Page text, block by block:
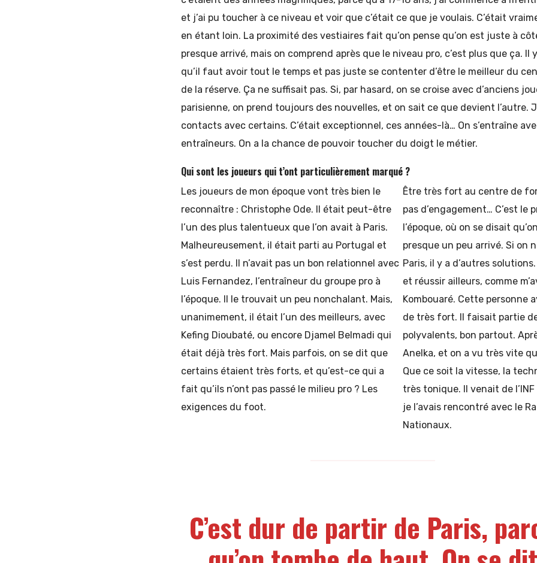
et j’ai pu toucher à ce niveau et voir que c’était ce que je voulais. C’était
en étant loin. La proximité des vestiaires fait qu’on pense qu’on est juste à
presque arrivé, mais on comprend après que le niveau pro, c’est plus que ça. Il
qu’il faut avoir tout le temps et pas juste se contenter d’être le meilleur du
de la réserve. Ça ne suffisait pas. Si, par hasard, on se croise avec d’anciens
parisienne, on prend toujours des nouvelles, et on sait ce que devient l’autre.
contacts avec certains. C’était exceptionnel, ces années-là… On s’entraîne
entraîneurs. On a la chance de pouvoir toucher du doigt le métier.
Qui sont les joueurs qui t’ont particulièrement marqué ?
Les joueurs de mon époque vont très bien le
reconnaître : Christophe Ode. Il était peut-être
l’un des plus talentueux que l’on avait à Paris.
Malheureusement, il était parti au Portugal et
s’est perdu. Il n’avait pas un bon relationnel avec
Luis Fernandez, l’entraîneur du groupe pro à
l’époque. Il le trouvait un peu nonchalant. Mais,
unanimement, il était l’un des meilleurs, avec
Kefing Dioubaté, ou encore Djamel Belmadi qui
était déjà très fort. Mais parfois, on se dit que
certains étaient très forts, et qu’est-ce qui a
fait qu’ils n’ont pas passé le milieu pro ? Les
exigences du foot.
Être très fort au centre de
pas d’engagement… C’est le
l’époque, où on se disait
presque un peu arrivé. Si on
Paris, il y a d’autres
et réussir ailleurs, comme
Kombouaré. Cette personne
de très fort. Il faisait partie
polyvalents, bon partout.
Anelka, et on a vu très vite
Que ce soit la vitesse, la
très tonique. Il venait de
je l’avais rencontré avec le
Nationaux.
C’est dur de partir de Paris,